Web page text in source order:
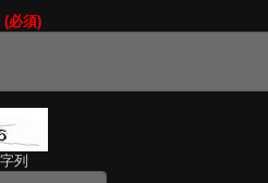
(必須)
列